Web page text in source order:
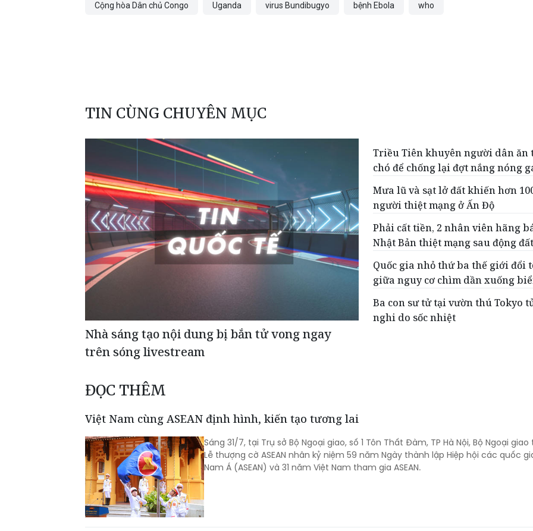
Cộng hòa Dân chủ Congo Uganda virus Bundibugyo bệnh Ebola who
TIN CÙNG CHUYÊN MỤC
Nhà sáng tạo nội dung bị bắn tử vong ngay
trên sóng livestream
Triều Tiên khuyên người dân ăn
chó để chống lại đợt nắng nóng
Mưa lũ và sạt lở đất khiến hơn
người thiệt mạng ở Ấn Độ
Phải cất tiền, 2 nhân viên hãng
Nhật Bản thiệt mạng sau động đất
Quốc gia nhỏ thứ ba thế giới đổi
giữa nguy cơ chìm dần xuống
Ba con sư tử tại vườn thú Tokyo
nghi do sốc nhiệt
ĐỌC THÊM
Việt Nam cùng ASEAN định hình, kiến tạo tương lai
Sáng 31/7, tại Trụ sở Bộ Ngoại giao, số 1 Tôn Thất Đàm, TP Hà Nội, Bộ Ngoại
Lễ thượng cờ ASEAN nhân kỷ niệm 59 năm Ngày thành lập Hiệp hội các quốc
Nam Á (ASEAN) và 31 năm Việt Nam tham gia ASEAN.